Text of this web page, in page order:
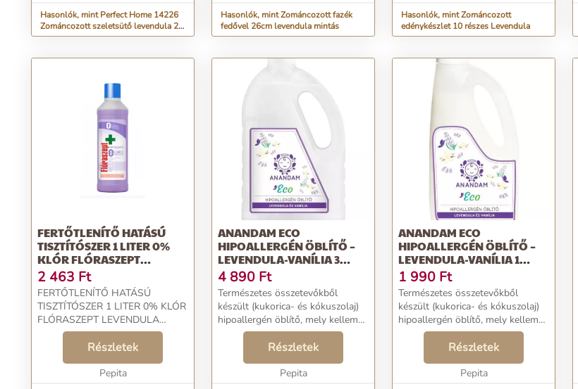
Hasonlók, mint Perfect Home 14226
Zománcozott szeletsütő levendula 28
cm + üvegfedő
Hasonlók, mint Zománcozott fazék
fedővel 26cm levendula mintás
Hasonlók, mint Zománcozott
edénykészlet 10 részes Levendula
FERTŐTLENÍTŐ HATÁSÚ
TISZTÍTÓSZER 1 LITER 0%
KLÓR FLÓRASZEPT
LEVENDULA
2 463 Ft
FERTŐTLENÍTŐ HATÁSÚ
TISZTÍTÓSZER 1 LITER 0% KLÓR
FLÓRASZEPT LEVENDULA
Rendelési kód: 42148 ...
Részletek
Pepita
ANANDAM ECO
HIPOALLERGÉN ÖBLÍTŐ –
LEVENDULA-VANÍLIA 3
LITER
4 890 Ft
Természetes összetevőkből
készült (kukorica- és kókuszolaj)
hipoallergén öblítő, mely kellemes
virág illatot és puhaságot
kölcsönöz ruháinak. Ápolja a
szálakat és megakadályozza a
textília idő előtti ...
Részletek
Pepita
ANANDAM ECO
HIPOALLERGÉN ÖBLÍTŐ –
LEVENDULA-VANÍLIA 1
LITER
1 990 Ft
Természetes összetevőkből
készült (kukorica- és kókuszolaj)
hipoallergén öblítő, mely kellemes
virág illatot és puhaságot
kölcsönöz ruháinak. Ápolja a
szálakat és megakadályozza a
textília idő előtti ...
Részletek
Pepita